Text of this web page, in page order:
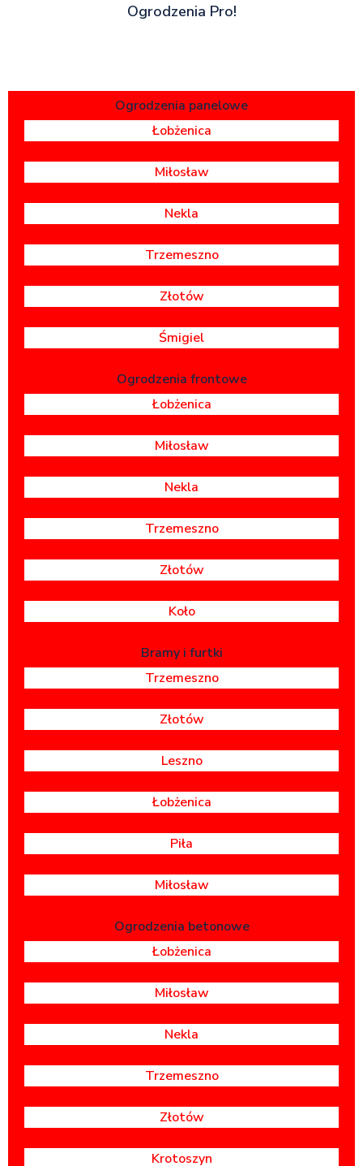
Ogrodzenia Pro!
Ogrodzenia panelowe
Łobżenica
Miłosław
Nekla
Trzemeszno
Złotów
Śmigiel
Ogrodzenia frontowe
Łobżenica
Miłosław
Nekla
Trzemeszno
Złotów
Koło
Bramy i furtki
Trzemeszno
Złotów
Leszno
Łobżenica
Piła
Miłosław
Ogrodzenia betonowe
Łobżenica
Miłosław
Nekla
Trzemeszno
Złotów
Krotoszyn